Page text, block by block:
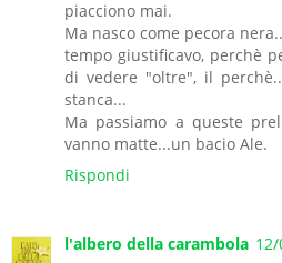
piacciono mai.
Ma nasco come pecora
tempo giustificavo, perchè
di vedere "oltre", il
stanca...
Ma passiamo a queste
vanno matte...un bacio Ale.
Rispondi
l'albero della carambola